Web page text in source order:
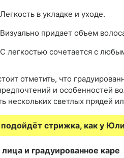
Легкость в укладке и уходе.
Визуально придает объем
С легкостью сочетается с
отметить, что
и особенностей
нескольких светлых прядей
стрижка, как у
и градуированное каре